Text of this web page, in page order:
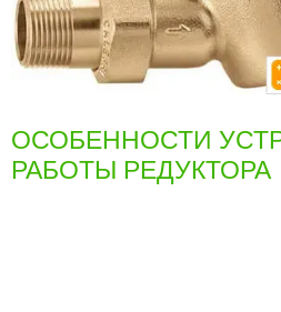
ОСОБЕННОСТИ
РАБОТЫ РЕДУКТОРА